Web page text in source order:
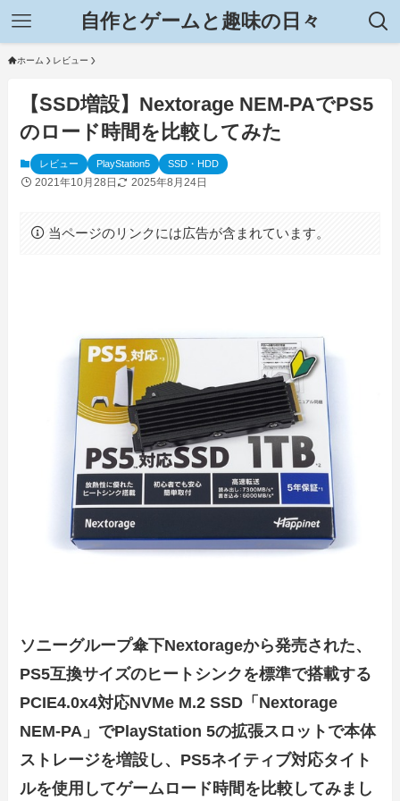
自作とゲームと趣味の日々
ホーム レビュー
【SSD増設】Nextorage NEM-PAでPS5
のロード時間を比較してみた
レビュー PlayStation5 SSD・HDD
2021年10月28日 2025年8月24日
当ページのリンクには広告が含まれています。
ソニーグループ傘下Nextorageから発売された、
PS5互換サイズのヒートシンクを標準で搭載する
PCIE4.0x4対応NVMe M.2 SSD「Nextorage
NEM-PA」でPlayStation 5の拡張スロットで本体
ストレージを増設し、PS5ネイティブ対応タイト
ルを使用してゲームロード時間を比較してみまし